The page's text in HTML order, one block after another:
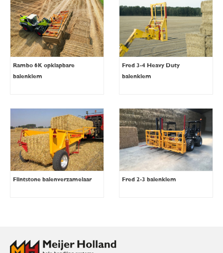
Rambo 6K opklapbare
balenklem
Fred 3-4 Heavy Duty
balenklem
Flintstone balenverzamelaar Fred 2-3 balenklem